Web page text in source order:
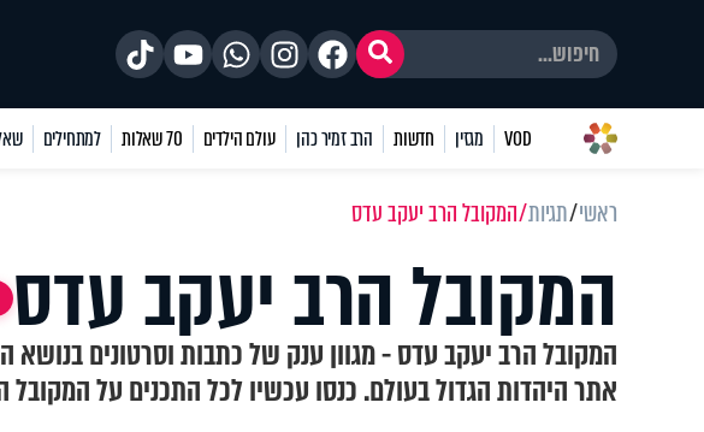
VOD מגזין חדשות הרב זמיר כהן עולם הילדים 70 שאלות למתחילים
ראשי תגיות המקובל הרב יעקב עדס
המקובל הרב יעקב עדס
המקובל הרב יעקב עדס - מגוון ענק של כתבות וסרטונים
אתר היהדות הגדול בעולם. כנסו עכשיו לכל התכנים על